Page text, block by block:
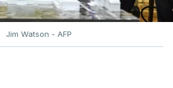
Jim Watson - AFP